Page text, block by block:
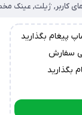
پیغام بگذارید
سفارش